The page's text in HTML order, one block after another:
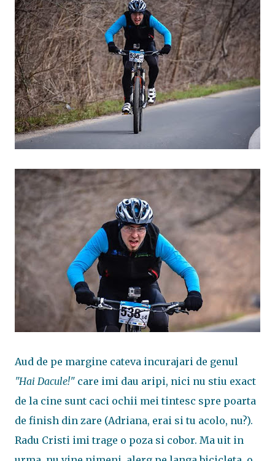
Aud de pe margine cateva incurajari de genul
"Hai Dacule!" care imi dau aripi, nici nu stiu exact
de la cine sunt caci ochii mei tintesc spre poarta
de finish din zare (Adriana, erai si tu acolo, nu?).
Radu Cristi imi trage o poza si cobor. Ma uit in